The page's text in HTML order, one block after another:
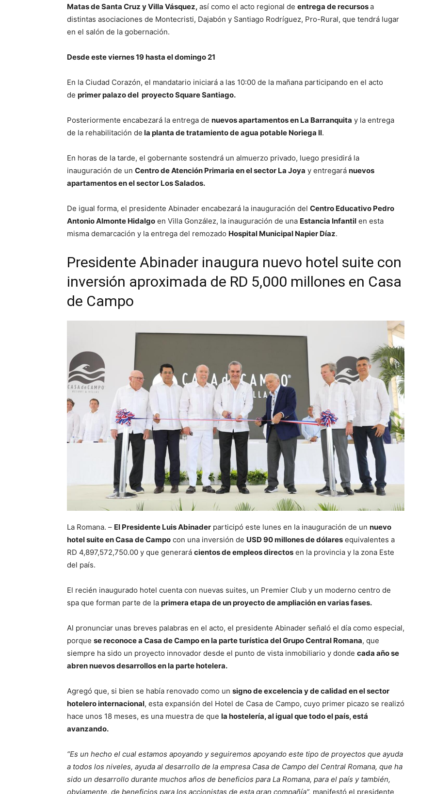
Matas de Santa Cruz y Villa Vásquez, así como el acto regional de entrega de recursosa
distintas asociaciones de Montecristi, Dajabón y Santiago Rodríguez, Pro-Rural, que tendrá lugar
en el salón de la gobernación.
Desde este viernes 19 hasta el domingo 21
En la Ciudad Corazón, el mandatario iniciará a las 10:00 de la mañana participando en el acto
de primer palazo del proyecto Square Santiago.
Posteriormente encabezará la entrega de nuevos apartamentos en La Barranquita y la entrega
de la rehabilitación de la planta de tratamiento de agua potable Noriega ll.
En horas de la tarde, el gobernante sostendrá un almuerzo privado, luego presidirá la
inauguración de un Centro de Atención Primaria en el sector La Joya y entregará nuevos
apartamentos en el sector Los Salados.
De igual forma, el presidente Abinader encabezará la inauguración del Centro Educativo Pedro
Antonio Almonte Hidalgo en Villa González, la inauguración de una Estancia Infantil en esta
misma demarcación y la entrega del remozado Hospital Municipal Napier Díaz.
Presidente Abinader inaugura nuevo hotel suite con
inversión aproximada de RD 5,000 millones en Casa
de Campo
La Romana. – El Presidente Luis Abinader participó este lunes en la inauguración de un nuevo
hotel suite en Casa de Campo con una inversión de USD 90 millones de dólares equivalentes a
RD 4,897,572,750.00 y que generará cientos de empleos directos en la provincia y la zona Este
del país.
El recién inaugurado hotel cuenta con nuevas suites, un Premier Club y un moderno centro de
spa que forman parte de la primera etapa de un proyecto de ampliación en varias fases.
Al pronunciar unas breves palabras en el acto, el presidente Abinader señaló el día como especial,
porque se reconoce a Casa de Campo en la parte turística del Grupo Central Romana, que
siempre ha sido un proyecto innovador desde el punto de vista inmobiliario y donde cada año se
abren nuevos desarrollos en la parte hotelera.
Agregó que, si bien se había renovado como un signo de excelencia y de calidad en el sector
hotelero internacional, esta expansión del Hotel de Casa de Campo, cuyo primer picazo se realizó
hace unos 18 meses, es una muestra de que la hostelería, al igual que todo el país, está
avanzando.
“Es un hecho el cual estamos apoyando y seguiremos apoyando este tipo de proyectos que ayuda
a todos los niveles, ayuda al desarrollo de la empresa Casa de Campo del Central Romana, que ha
sido un desarrollo durante muchos años de beneficios para La Romana, para el país y también,
obviamente, de beneficios para los accionistas de esta gran compañía”, manifestó el presidente